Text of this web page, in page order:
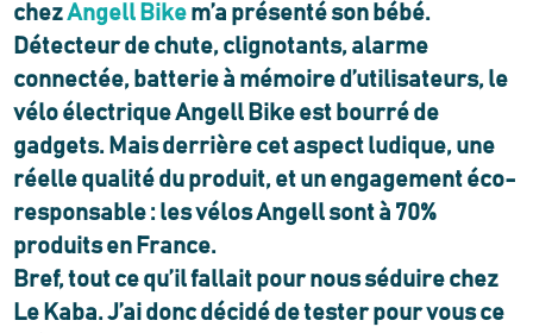
chezAngell Bike m’a présenté son bébé.
Détecteur de chute, clignotants, alarme
connectée, batterie à mémoire d’utilisateurs, le
vélo électrique Angell Bike est bourré de
gadgets. Mais derrière cet aspect ludique, une
réelle qualité du produit, et un engagement éco-
responsable : les vélos Angell sont à 70%
produits en France.
Bref, tout ce qu’il fallait pour nous séduire chez
Le Kaba. J’ai donc décidé de tester pour vous ce